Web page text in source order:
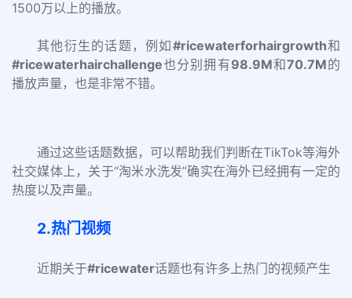
1500万以上的播放。
其他衍生的话题，例如#ricewaterforhairgrowth和
#ricewaterhairchallenge也分别拥有98.9M和70.7M的
播放声量，也是非常不错。
通过这些话题数据，可以帮助我们判断在TikTok等海外
社交媒体上，关于“淘米水洗发”确实在海外已经拥有一定的
热度以及声量。
2.热门视频
近期关于#ricewater话题也有许多上热门的视频产生